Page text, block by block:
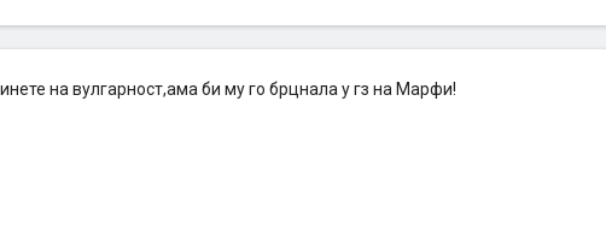
на вулгарност,ама би му го брцнала у гз на Марфи!